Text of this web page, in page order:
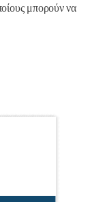
μπορούν να